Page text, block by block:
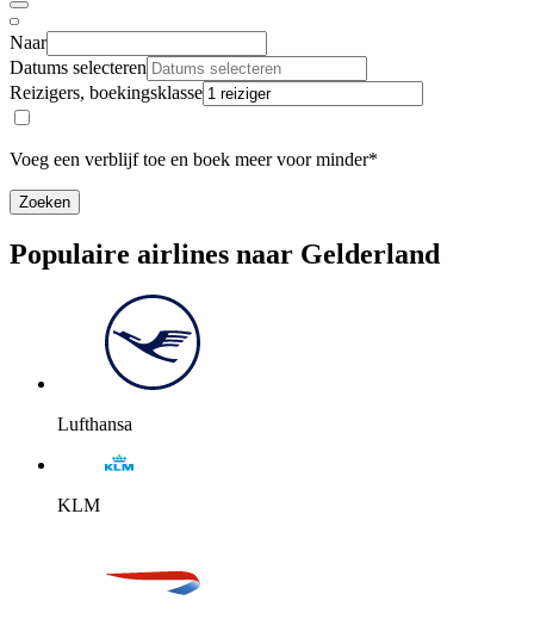
Naar
Datums selecteren
Reizigers, boekingsklasse
Voeg een verblijf toe en boek meer voor minder*
Zoeken
Populaire airlines naar Gelderland
Lufthansa
KLM